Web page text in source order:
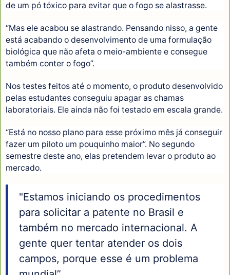
de um pó tóxico para evitar que o fogo se alastrasse.
“Mas ele acabou se alastrando. Pensando nisso, a gente
está acabando o desenvolvimento de uma formulação
biológica que não afeta o meio-ambiente e consegue
também conter o fogo”.
Nos testes feitos até o momento, o produto desenvolvido
pelas estudantes conseguiu apagar as chamas
laboratoriais. Ele ainda não foi testado em escala grande.
“Está no nosso plano para esse próximo mês já conseguir
fazer um piloto um pouquinho maior”. No segundo
semestre deste ano, elas pretendem levar o produto ao
mercado.
"Estamos iniciando os procedimentos
para solicitar a patente no Brasil e
também no mercado internacional. A
gente quer tentar atender os dois
campos, porque esse é um problema